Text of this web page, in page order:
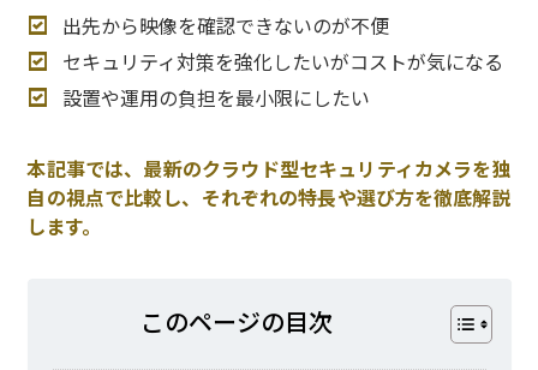
出先から映像を確認できないのが不便
セキュリティ対策を強化したいがコストが気になる
設置や運用の負担を最小限にしたい
本記事では、最新のクラウド型セキュリティカメラを独
自の視点で比較し、それぞれの特長や選び方を徹底解説
します。
このページの⽬次